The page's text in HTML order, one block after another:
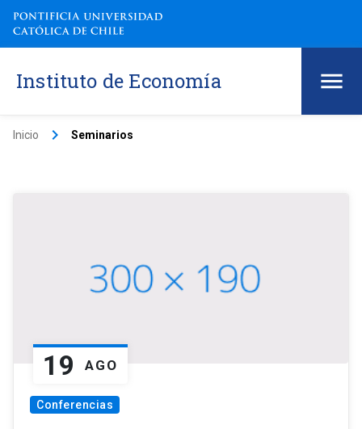
Instituto de Economía
Inicio keyboard_arrow_right Seminarios
19 AGO
Conferencias